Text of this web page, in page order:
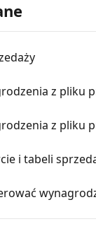
z pliku
z pliku
i tabeli